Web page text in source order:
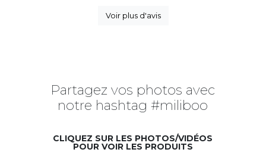
Voir plus d'avis
Partagez vos photos avec
notre hashtag #miliboo
CLIQUEZ SUR LES PHOTOS/VIDÉOS
POUR VOIR LES PRODUITS